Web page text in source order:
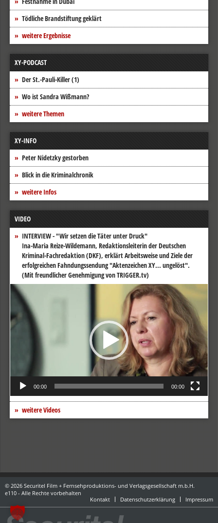
Tödliche Brandstiftung geklärt
weitere Ergebnisse
XY-PODCAST
Der St.-Pauli-Killer (1)
Wo ist Sandra Wißmann?
weitere Themen
XY-INFO
Peter Nidetzky gestorben
Blick in die Kriminalchronik
weitere Infos
VIDEO
INTERVIEW - "Wir setzen die Täter unter Druck"
Ina-Maria Reize-Wildemann, Redaktionsleiterin der Deutschen
Kriminal-Fachredaktion (DKF), erklärt Arbeitsweise und Ziele der
erfolgreichen Fahndungssendung "Aktenzeichen XY... ungelöst".
(Mit freundlicher Genehmigung von TRIGGER.tv)
Video-
Player
00:00 00:00
weitere Videos
© 2026 Securitel Film + Fernsehproduktions- und Verlagsgesellschaft m.b.H.
e110 - Alle Rechte vorbehalten
Kontakt
Datenschutzerklärung Impressum